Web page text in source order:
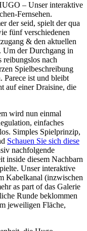
– Unser interaktive
Fernsehen.
der seid, spielt der qua
fünf verschiedenen
& den aktuellen
Um der Durchgang in
reibungslos nach
Spielbeschreibung
Parece ist und bleibt
auf einer Draisine, die
wird nun einmal
einfaches
Simples Spielprinzip,
Schauen Sie sich diese
nachfolgende
inside diesem Nachbarn
Unser interaktive
Kabelkanal (inzwischen
as part of das Galerie
Runde beklommen
jeweiligen Fläche,